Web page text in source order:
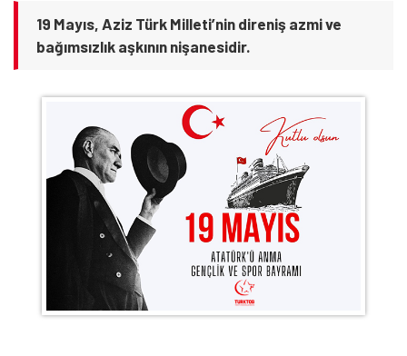
19 Mayıs, Aziz Türk Milleti’nin direniş azmi ve
bağımsızlık aşkının nişanesidir.